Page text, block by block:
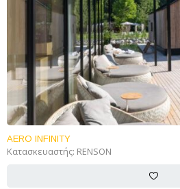
AERO INFINITY
Κατασκευαστής: RENSON